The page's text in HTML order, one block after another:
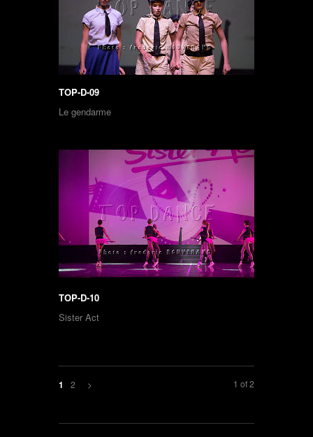
TOP-D-09
Le gendarme
TOP-D-10
Sister Act
1 of 2
1 2 >